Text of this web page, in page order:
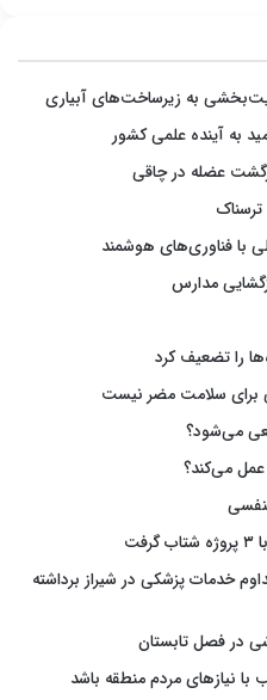
به زیرساخت‌های آبیاری
به آینده علمی کشور
عضله در چاقی
با فناوری‌های هوشمند
را تضعیف کرد
برای سلامت مضر نیست
می‌شود؟
عمل می‌کند؟
خدمات پزشکی در شیراز برداشته
در فصل تابستان
نیازهای مردم منطقه باشد